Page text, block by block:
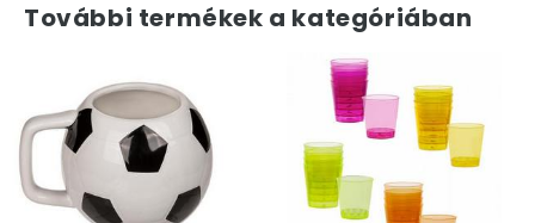
További termékek a kategóriában